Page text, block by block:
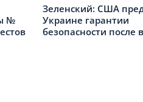
№
Зеленский: США
Украине гарантии
безопасности после